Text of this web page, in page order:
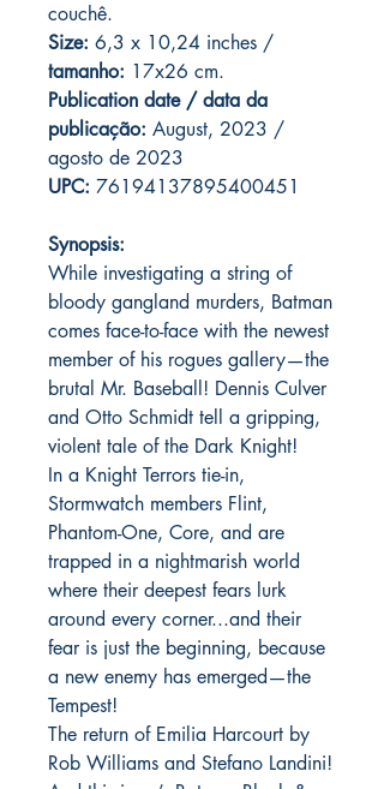
couchê.
Size: 6,3 x 10,24 inches /
tamanho: 17x26 cm.
Publication date / data da
publicação: August, 2023 /
agosto de 2023
UPC: 76194137895400451
Synopsis:
While investigating a string of
bloody gangland murders, Batman
comes face-to-face with the newest
member of his rogues gallery—the
brutal Mr. Baseball! Dennis Culver
and Otto Schmidt tell a gripping,
violent tale of the Dark Knight!
In a Knight Terrors tie-in,
Stormwatch members Flint,
Phantom-One, Core, and are
trapped in a nightmarish world
where their deepest fears lurk
around every corner...and their
fear is just the beginning, because
a new enemy has emerged—the
Tempest!
The return of Emilia Harcourt by
Rob Williams and Stefano Landini!